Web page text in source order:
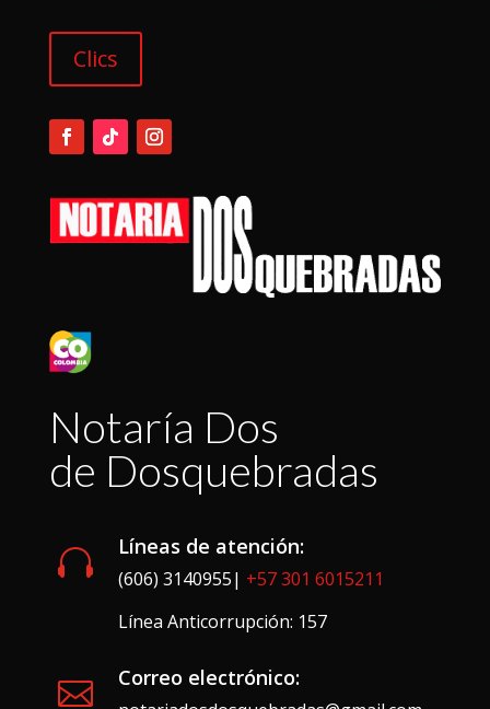
Clics
Notaría Dos
de Dosquebradas
 Líneas de atención:
(606) 3140955| +57 301 6015211
Línea Anticorrupción: 157
 Correo electrónico: